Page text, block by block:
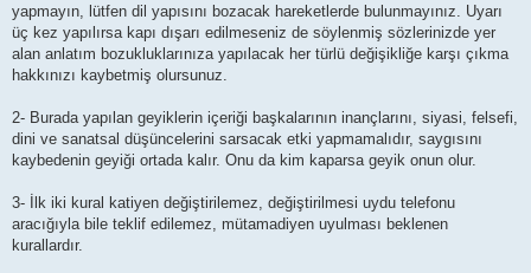
yapmayın, lütfen dil yapısını bozacak hareketlerde bulunmayınız. Uyarı
üç kez yapılırsa kapı dışarı edilmeseniz de söylenmiş sözlerinizde yer
alan anlatım bozukluklarınıza yapılacak her türlü değişikliğe karşı çıkma
hakkınızı kaybetmiş olursunuz.
2- Burada yapılan geyiklerin içeriği başkalarının inançlarını, siyasi, felsefi,
dini ve sanatsal düşüncelerini sarsacak etki yapmamalıdır, saygısını
kaybedenin geyiği ortada kalır. Onu da kim kaparsa geyik onun olur.
3- İlk iki kural katiyen değiştirilemez, değiştirilmesi uydu telefonu
aracığıyla bile teklif edilemez, mütamadiyen uyulması beklenen
kurallardır.